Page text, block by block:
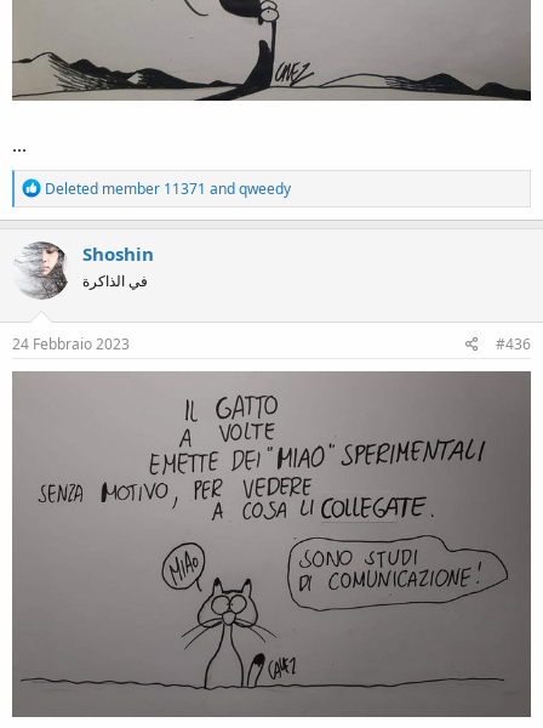
...
R
e
a
c
t
i
o
n
s
Deleted member 11371 andqweedy
Shoshin
في الذاكرة
24 Febbraio 2023 #436